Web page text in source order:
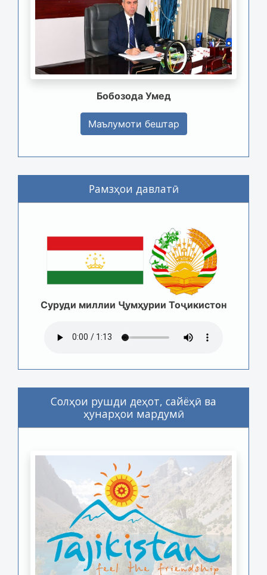
Бобозода Умед
Маълумоти бештар
Рамзҳои давлатӣ
Суруди миллии Ҷумҳурии Тоҷикистон
Солҳои рушди деҳот, сайёҳӣ ва
ҳунарҳои мардумӣ